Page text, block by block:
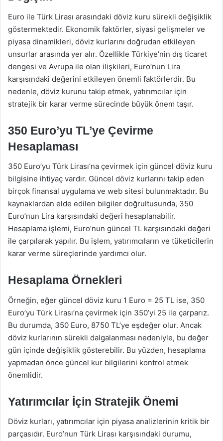
Euro ile Türk Lirası arasındaki döviz kuru sürekli değişiklik
göstermektedir. Ekonomik faktörler, siyasi gelişmeler ve
piyasa dinamikleri, döviz kurlarını doğrudan etkileyen
unsurlar arasında yer alır. Özellikle Türkiye’nin dış ticaret
dengesi ve Avrupa ile olan ilişkileri, Euro’nun Lira
karşısındaki değerini etkileyen önemli faktörlerdir. Bu
nedenle, döviz kurunu takip etmek, yatırımcılar için
stratejik bir karar verme sürecinde büyük önem taşır.
350 Euro’yu TL’ye Çevirme
Hesaplaması
350 Euro’yu Türk Lirası’na çevirmek için güncel döviz kuru
bilgisine ihtiyaç vardır. Güncel döviz kurlarını takip eden
birçok finansal uygulama ve web sitesi bulunmaktadır. Bu
kaynaklardan elde edilen bilgiler doğrultusunda, 350
Euro’nun Lira karşısındaki değeri hesaplanabilir.
Hesaplama işlemi, Euro’nun güncel TL karşısındaki değeri
ile çarpılarak yapılır. Bu işlem, yatırımcıların ve tüketicilerin
karar verme süreçlerinde yardımcı olur.
Hesaplama Örnekleri
Örneğin, eğer güncel döviz kuru 1 Euro = 25 TL ise, 350
Euro’yu Türk Lirası’na çevirmek için 350’yi 25 ile çarparız.
Bu durumda, 350 Euro, 8750 TL’ye eşdeğer olur. Ancak
döviz kurlarının sürekli dalgalanması nedeniyle, bu değer
gün içinde değişiklik gösterebilir. Bu yüzden, hesaplama
yapmadan önce güncel kur bilgilerini kontrol etmek
önemlidir.
Yatırımcılar İçin Stratejik Önemi
Döviz kurları, yatırımcılar için piyasa analizlerinin kritik bir
parçasıdır. Euro’nun Türk Lirası karşısındaki durumu,